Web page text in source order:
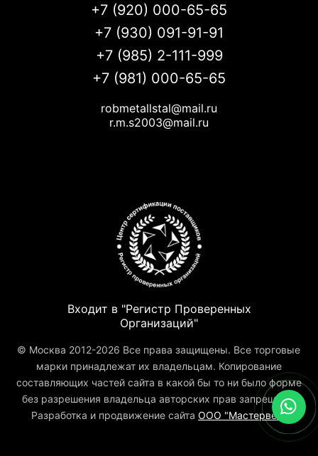
+7 (920) 000-65-65
+7 (930) 091-91-91
+7 (985) 2-111-999
+7 (981) 000-65-65
robmetallstal@mail.ru
r.m.s2003@mail.ru
Входит в "Регистр Проверенных
Организаций"
© Москва 2012-2026 Все права защищены. Все торговые
марки принадлежат их владельцам. Копирование
составляющих частей сайта в какой бы то ни было форме
без разрешения владельца авторских прав запрещено.
Разработка и продвижение сайта ООО "Мастервеб"